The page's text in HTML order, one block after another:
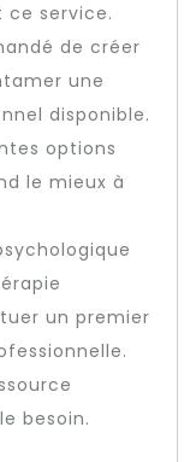
ce service.
de créer
une
disponible.
options
le mieux à
un premier
besoin.